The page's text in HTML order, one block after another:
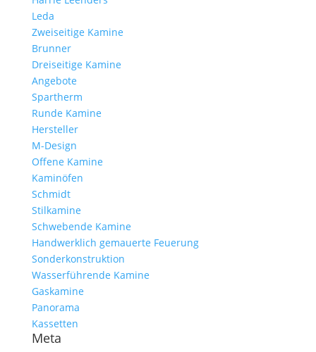
Leda
Zweiseitige Kamine
Brunner
Dreiseitige Kamine
Angebote
Spartherm
Runde Kamine
Hersteller
M-Design
Offene Kamine
Kaminöfen
Schmidt
Stilkamine
Schwebende Kamine
Handwerklich gemauerte Feuerung
Sonderkonstruktion
Wasserführende Kamine
Gaskamine
Panorama
Kassetten
Meta